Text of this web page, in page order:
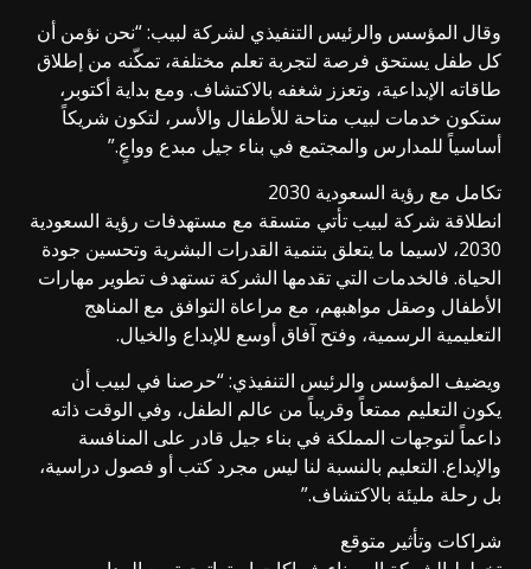
وقال المؤسس والرئيس التنفيذي لشركة لبيب: “نحن نؤمن أن
كل طفل يستحق فرصة لتجربة تعلم مختلفة، تمكّنه من إطلاق
طاقاته الإبداعية، وتعزز شغفه بالاكتشاف. ومع بداية أكتوبر،
ستكون خدمات لبيب متاحة للأطفال والأسر، لتكون شريكاً
أساسياً للمدارس والمجتمع في بناء جيل مبدع وواعٍ.”
تكامل مع رؤية السعودية 2030
انطلاقة شركة لبيب تأتي متسقة مع مستهدفات رؤية السعودية
2030، لاسيما ما يتعلق بتنمية القدرات البشرية وتحسين جودة
الحياة. فالخدمات التي تقدمها الشركة تستهدف تطوير مهارات
الأطفال وصقل مواهبهم، مع مراعاة التوافق مع المناهج
التعليمية الرسمية، وفتح آفاق أوسع للإبداع والخيال.
ويضيف المؤسس والرئيس التنفيذي: “حرصنا في لبيب أن
يكون التعليم ممتعاً وقريباً من عالم الطفل، وفي الوقت ذاته
داعماً لتوجهات المملكة في بناء جيل قادر على المنافسة
والإبداع. التعليم بالنسبة لنا ليس مجرد كتب أو فصول دراسية،
بل رحلة مليئة بالاكتشاف.”
شراكات وتأثير متوقع